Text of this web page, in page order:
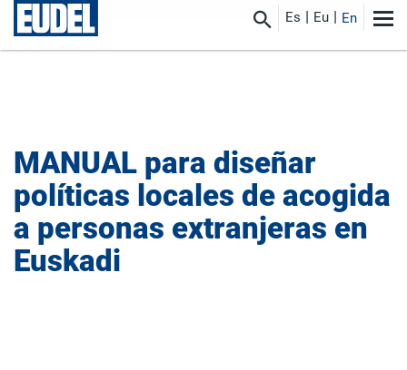
Es Eu En
MANUAL para diseñar
políticas locales de acogida
a personas extranjeras en
Euskadi